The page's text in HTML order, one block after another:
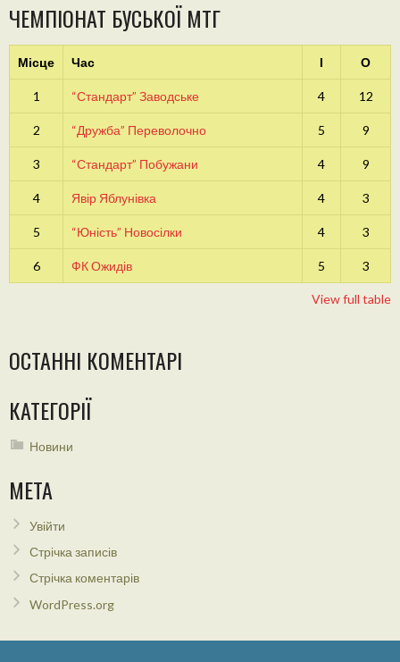
ЧЕМПІОНАТ БУСЬКОЇ МТГ
Місце Час І О
1 “Стандарт” Заводське 4 12
2 “Дружба” Переволочно 5 9
3 “Стандарт” Побужани 4 9
4 Явір Яблунівка 4 3
5 “Юність” Новосілки 4 3
6 ФК Ожидів 5 3
View full table
ОСТАННІ КОМЕНТАРІ
КАТЕГОРІЇ
Новини
МЕТА
Увійти
Стрічка записів
Стрічка коментарів
WordPress.org